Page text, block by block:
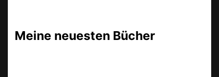
Meine neuesten Bücher